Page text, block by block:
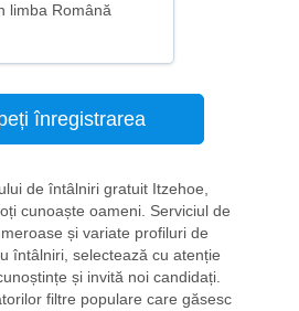
limba Română
înregistrarea
de întâlniri gratuit Itzehoe,
cunoaște oameni. Serviciul de
și variate profiluri de
întâlniri, selectează cu atenție
și invită noi candidați.
filtre populare care găsesc